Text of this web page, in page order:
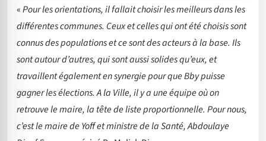
«Pour les orientations, il fallait choisir les meilleurs dans les
différentes communes. Ceux et celles qui ont été choisis sont
connus des populations et ce sont des acteurs à la base. Ils
sont autour d’autres, qui sont aussi solides qu’eux, et
travaillent également en synergie pour que Bby puisse
gagner les élections. A la Ville, il y a une équipe où on
retrouve le maire, la tête de liste proportionnelle. Pour nous,
c’est le maire de Yoff et ministre de la Santé, Abdoulaye